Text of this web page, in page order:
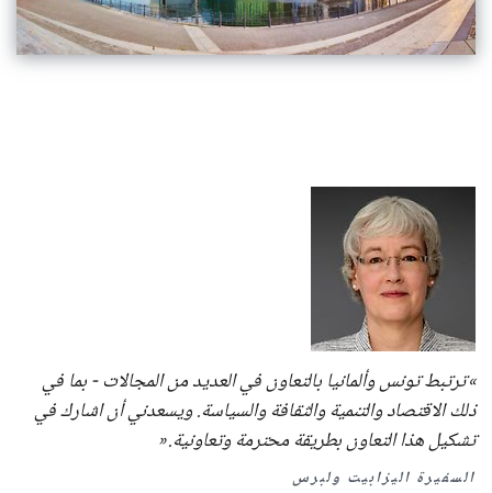
ترتبط تونس وألمانيا بالتعاون في العديد من المجالات - بما في
ذلك الاقتصاد والتنمية والثقافة والسياسة. ويسعدني أن اشارك في
تشكيل هذا التعاون بطريقة محترمة وتعاونية.
السفيرة اليزابيت ولبرس